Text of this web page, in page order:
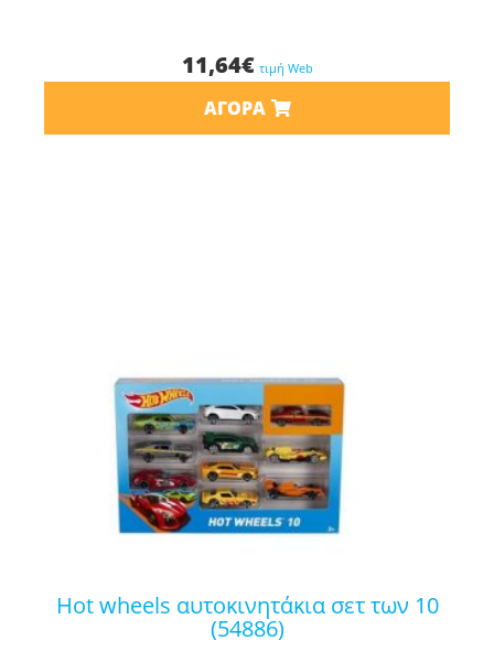
11,64€ τιμή Web
ΑΓΟΡΆ
hot wheels αυτοκινητάκια σετ των 10
(54886)